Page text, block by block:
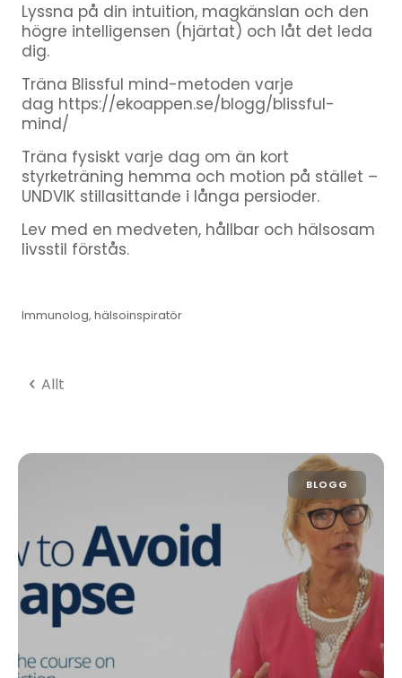
Lyssna på din intuition, magkänslan och den
högre intelligensen (hjärtat) och låt det leda
dig.
Träna Blissful mind-metoden varje
dag https://ekoappen.se/blogg/blissful-
mind/
Träna fysiskt varje dag om än kort
styrketräning hemma och motion på stället –
UNDVIK stillasittande i långa persioder.
Lev med en medveten, hållbar och hälsosam
livsstil förstås.
Immunolog, hälsoinspiratör
Allt
BLOGG